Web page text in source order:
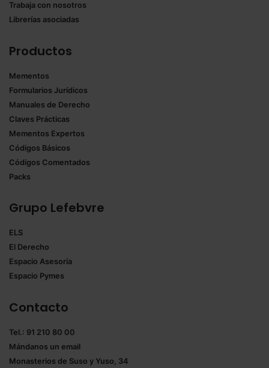
Trabaja con nosotros
Librerías asociadas
Productos
Mementos
Formularios Jurídicos
Manuales de Derecho
Claves Prácticas
Mementos Expertos
Códigos Básicos
Códigos Comentados
Packs
Grupo Lefebvre
ELS
El Derecho
Espacio Asesoría
Espacio Pymes
Contacto
Tel.: 91 210 80 00
Mándanos un email
Monasterios de Suso y Yuso, 34